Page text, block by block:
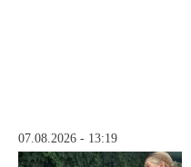
07.08.2026 - 13:19